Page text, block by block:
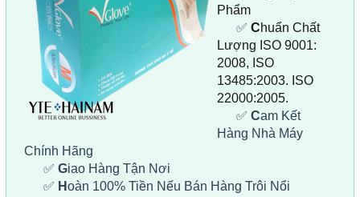
Phẩm
✅Chuẩn Chất
Lượng ISO 9001:
2008, ISO
13485:2003. ISO
22000:2005.
✅Cam Kết
Hàng Nhà Máy
Chính Hãng
✅Giao Hàng Tận Nơi
✅ Hoàn 100% Tiền Nếu Bán Hàng Trôi Nổi